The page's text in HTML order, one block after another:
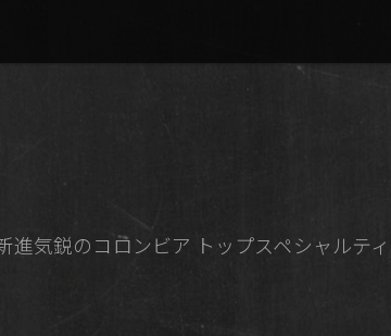
進気鋭のコロンビア トップスペシャル